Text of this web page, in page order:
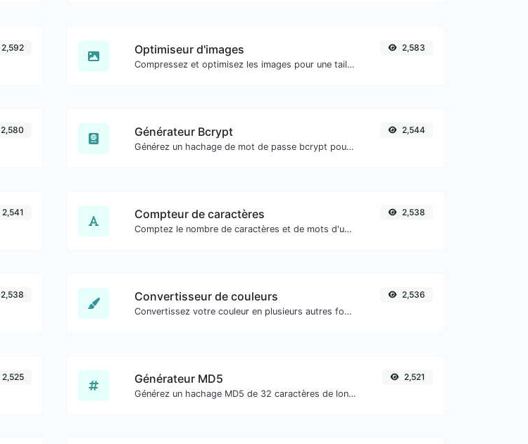
2,592 Optimiseur d'images
Compressez et optimisez les images pour une taille d'image plus petite tout en conservant une haute qualité.
2,583
2,580 Générateur Bcrypt
Générez un hachage de mot de passe bcrypt pour toute entrée de chaîne.
2,544
2,541 Compteur de caractères
Comptez le nombre de caractères et de mots d'un texte donné.
2,538
2,538 Convertisseur de couleurs
Convertissez votre couleur en plusieurs autres formats.
2,536
2,525 Générateur MD5
Générez un hachage MD5 de 32 caractères de longueur pour toute entrée de chaîne.
2,521